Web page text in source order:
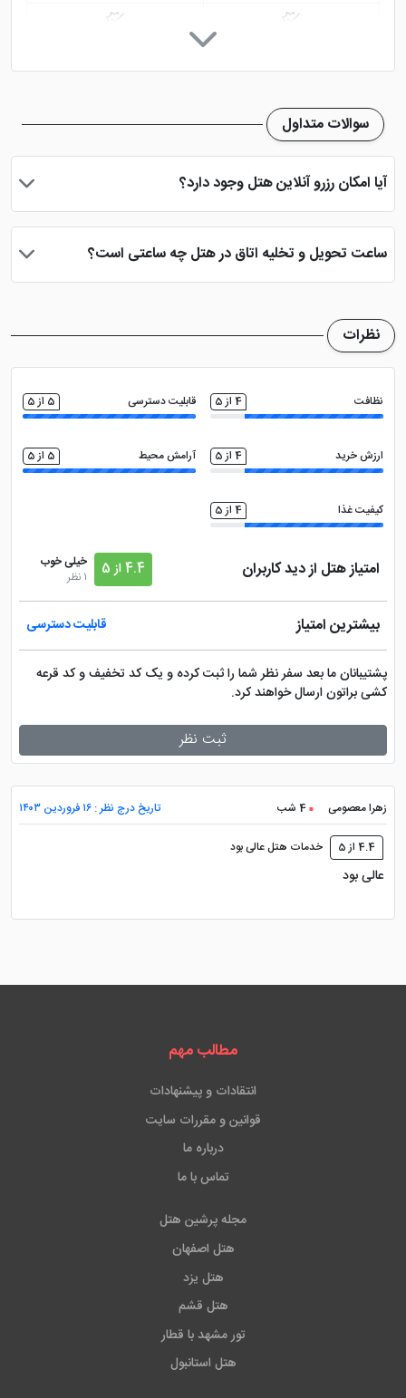
نمازخانه فروشگاه
تلویزیون معمولی سالن همایش
سوالات متداول
آیا امکان رزرو آنلاین هتل وجود دارد؟
بله، با انتخاب تاریخ ورود و خروج، نوع اتاق و تعداد نفرات می توانید
دریافت نمایید.
ساعت تحویل و تخلیه اتاق در هتل چه ساعتی است؟
ساعت تحویل اتاق ساعت 2 بعد از ظهر و ساعت تخلیه اتاق 12 ظهر
نظرات
نظافت 4 از 5 قابلیت دسترسی 5 از 5
ارزش خرید 4 از 5 آرامش محیط 5 از 5
کیفیت غذا 4 از 5
امتیاز هتل از دید کاربران 4.4 از 5
خیلی خوب
1 نظر
بیشترین امتیاز قابلیت دسترسی
پشتیبانان ما بعد سفر نظر شما را ثبت کرده و یک کد تخفیف و کد قرعه
کشی براتون ارسال خواهند کرد.
ثبت نظر
زهرا معصومی 4 شب تاریخ درج نظر : ۱۶ فروردین ۱۴۰۳
4.4 از 5 خدمات هتل عالی بود
عالی بود
مطالب مهم
انتقادات و پیشنهادات
قوانین و مقررات سایت
درباره ما
تماس با ما
مجله پرشین هتل
هتل اصفهان
هتل یزد
هتل قشم
تور مشهد با قطار
هتل استانبول